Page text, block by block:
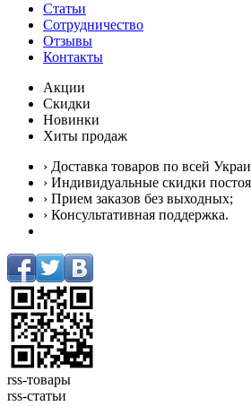
Статьи
Сотрудничество
Отзывы
Контакты
Акции
Скидки
Новинки
Хиты продаж
› Доставка товаров по всей
› Индивидуальные скидки
› Прием заказов без выходных;
› Консультативная поддержка.
rss-товары
rss-статьи